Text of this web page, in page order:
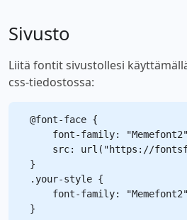
Sivusto
Liitä fontit sivustollesi
css-tiedostossa:
@font-face {
font-family:
src: url("https://
}
.your-style {
font-family: